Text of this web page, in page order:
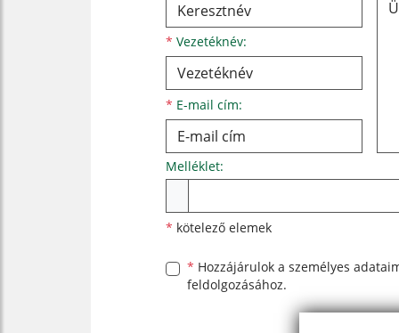
* Vezetéknév:
* E-mail cím:
Melléklet:
* kötelező elemek
* Hozzájárulok a személyes
feldolgozásához.